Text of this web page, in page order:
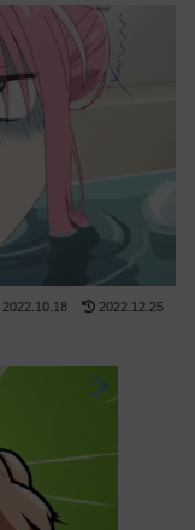
2022.10.18 2022.12.25